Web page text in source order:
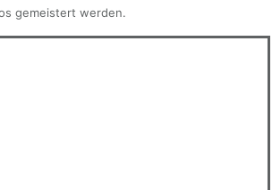
gemeistert werden.